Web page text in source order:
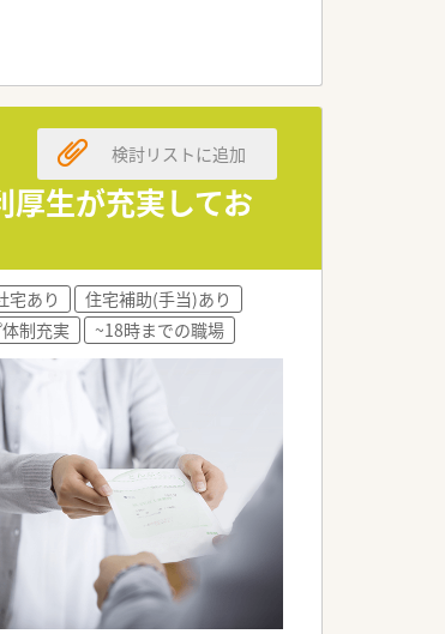
生が充実してお
検討リストに追加
宅あり
住宅補助(手当)あり
制充実 ~18時までの職場